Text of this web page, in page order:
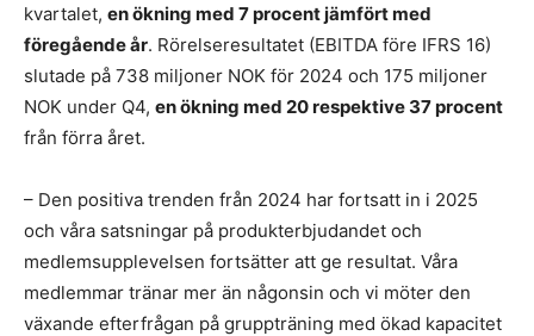
kvartalet, en ökning med 7 procent jämfört med
föregående år. Rörelseresultatet (EBITDA före IFRS 16)
slutade på 738 miljoner NOK för 2024 och 175 miljoner
NOK under Q4, en ökning med 20 respektive 37 procent
från förra året.
– Den positiva trenden från 2024 har fortsatt in i 2025
och våra satsningar på produkterbjudandet och
medlemsupplevelsen fortsätter att ge resultat. Våra
medlemmar tränar mer än någonsin och vi möter den
växande efterfrågan på gruppträning med ökad kapacitet